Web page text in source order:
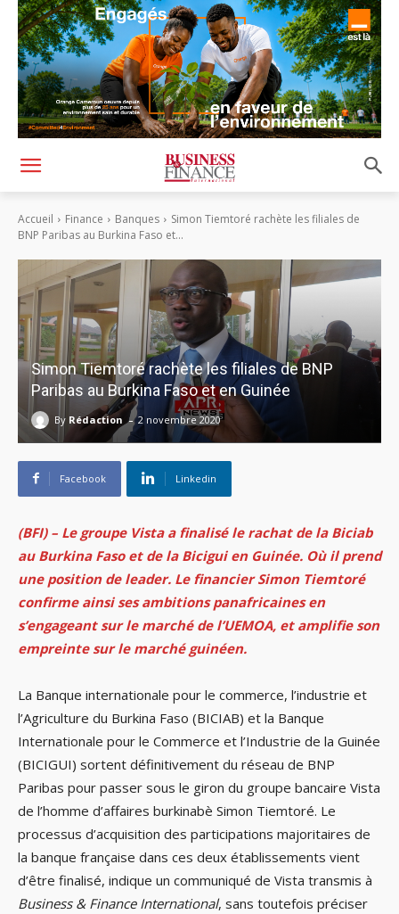
Accueil Finance Banques
Simon Tiemtoré rachète les filiales de
BNP Paribas au Burkina Faso et...
Simon Tiemtoré rachète les filiales de BNP
Paribas au Burkina Faso et en Guinée
By Rédaction - 2 novembre 2020
Facebook Linkedin
(BFI) – Le groupe Vista a finalisé le rachat de la Biciab
au Burkina Faso et de la Bicigui en Guinée. Où il prend
une position de leader. Le financier Simon Tiemtoré
confirme ainsi ses ambitions panafricaines en
s’engageant sur le marché de l’UEMOA, et amplifie son
empreinte sur le marché guinéen.
La Banque internationale pour le commerce, l’industrie et
l’Agriculture du Burkina Faso (BICIAB) et la Banque
Internationale pour le Commerce et l’Industrie de la Guinée
(BICIGUI) sortent définitivement du réseau de BNP
Paribas pour passer sous le giron du groupe bancaire Vista
de l’homme d’affaires burkinabè Simon Tiemtoré. Le
processus d’acquisition des participations majoritaires de
la banque française dans ces deux établissements vient
d’être finalisé, indique un communiqué de Vista transmis à
Business & Finance International, sans toutefois préciser